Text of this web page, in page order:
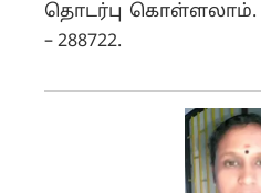
தொடர்பு கொள்ளலாம்.
– 288722.